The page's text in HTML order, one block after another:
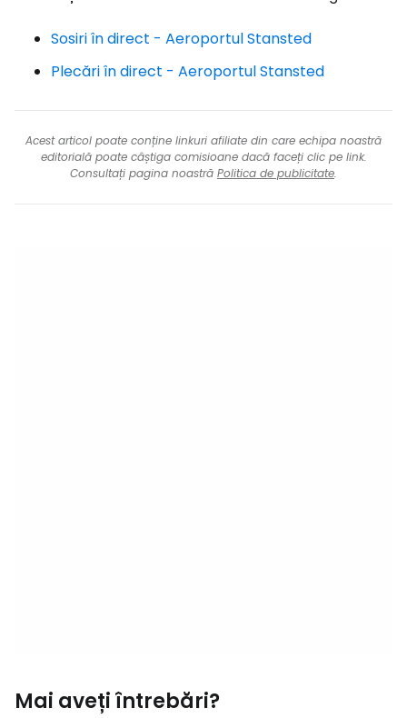
Sosiri în direct - Aeroportul Stansted
Plecări în direct - Aeroportul Stansted
Acest articol poate conține linkuri afiliate din care echipa noastră
editorială poate câștiga comisioane dacă faceți clic pe link.
Consultați pagina noastră Politica de publicitate.
Mai aveți întrebări?